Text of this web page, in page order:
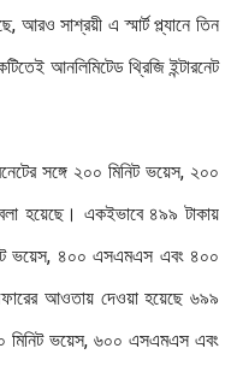
আরও সাশ্রয়ী এ স্মার্ট প্ল্যানে তিন
আনলিমিটেড থ্রিজি ইন্টারনেট
সঙ্গে ২০০ মিনিট ভয়েস, ২০০
হয়েছে। একইভাবে ৪৯৯ টাকায়
ভয়েস, ৪০০ এসএমএস এবং ৪০০
আওতায় দেওয়া হয়েছে ৬৯৯
মিনিট ভয়েস, ৬০০ এসএমএস এবং